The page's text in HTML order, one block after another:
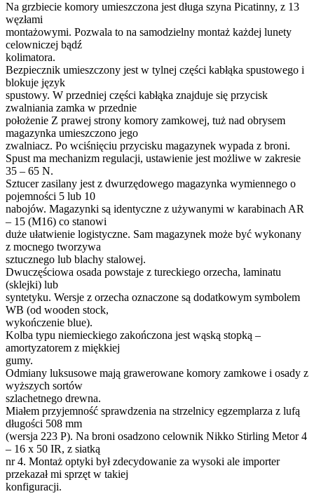
Na grzbiecie komory umieszczona jest długa szyna Picatinny, z 13
węzłami
montażowymi. Pozwala to na samodzielny montaż każdej lunety
celowniczej bądź
kolimatora.
Bezpiecznik umieszczony jest w tylnej części kabłąka spustowego i
blokuje język
spustowy. W przedniej części kabłąka znajduje się przycisk
zwalniania zamka w przednie
położenie Z prawej strony komory zamkowej, tuż nad obrysem
magazynka umieszczono jego
zwalniacz. Po wciśnięciu przycisku magazynek wypada z broni.
Spust ma mechanizm regulacji, ustawienie jest możliwe w zakresie
35 – 65 N.
Sztucer zasilany jest z dwurzędowego magazynka wymiennego o
pojemności 5 lub 10
nabojów. Magazynki są identyczne z używanymi w karabinach AR
– 15 (M16) co stanowi
duże ułatwienie logistyczne. Sam magazynek może być wykonany
z mocnego tworzywa
sztucznego lub blachy stalowej.
Dwuczęściowa osada powstaje z tureckiego orzecha, laminatu
(sklejki) lub
syntetyku. Wersje z orzecha oznaczone są dodatkowym symbolem
WB (od wooden stock,
wykończenie blue).
Kolba typu niemieckiego zakończona jest wąską stopką –
amortyzatorem z miękkiej
gumy.
Odmiany luksusowe mają grawerowane komory zamkowe i osady z
wyższych sortów
szlachetnego drewna.
Miałem przyjemność sprawdzenia na strzelnicy egzemplarza z lufą
długości 508 mm
(wersja 223 P). Na broni osadzono celownik Nikko Stirling Metor 4
– 16 x 50 IR, z siatką
nr 4. Montaż optyki był zdecydowanie za wysoki ale importer
przekazał mi sprzęt w takiej
konfiguracji.